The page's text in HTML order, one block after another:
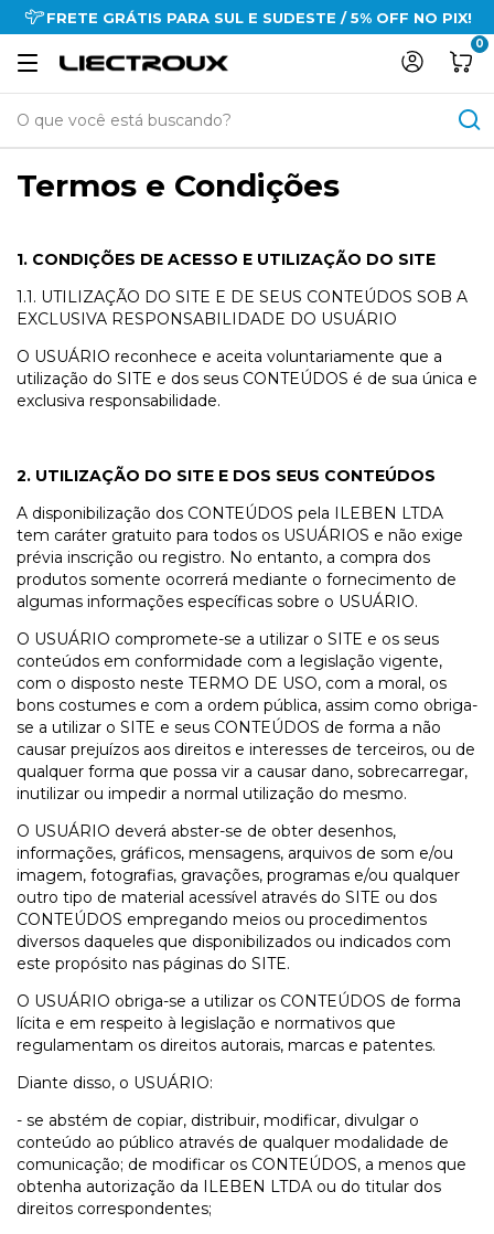
FRETE GRÁTIS PARA SUL E SUDESTE / 5% OFF NO PIX!
0
Termos e Condições
1. CONDIÇÕES DE ACESSO E UTILIZAÇÃO DO SITE
1.1. UTILIZAÇÃO DO SITE E DE SEUS CONTEÚDOS SOB A
EXCLUSIVA RESPONSABILIDADE DO USUÁRIO
O USUÁRIO reconhece e aceita voluntariamente que a
utilização do SITE e dos seus CONTEÚDOS é de sua única e
exclusiva responsabilidade.
2. UTILIZAÇÃO DO SITE E DOS SEUS CONTEÚDOS
A disponibilização dos CONTEÚDOS pela ILEBEN LTDA
tem caráter gratuito para todos os USUÁRIOS e não exige
prévia inscrição ou registro. No entanto, a compra dos
produtos somente ocorrerá mediante o fornecimento de
algumas informações específicas sobre o USUÁRIO.
O USUÁRIO compromete-se a utilizar o SITE e os seus
conteúdos em conformidade com a legislação vigente,
com o disposto neste TERMO DE USO, com a moral, os
bons costumes e com a ordem pública, assim como obriga-
se a utilizar o SITE e seus CONTEÚDOS de forma a não
causar prejuízos aos direitos e interesses de terceiros, ou de
qualquer forma que possa vir a causar dano, sobrecarregar,
inutilizar ou impedir a normal utilização do mesmo.
O USUÁRIO deverá abster-se de obter desenhos,
informações, gráficos, mensagens, arquivos de som e/ou
imagem, fotografias, gravações, programas e/ou qualquer
outro tipo de material acessível através do SITE ou dos
CONTEÚDOS empregando meios ou procedimentos
diversos daqueles que disponibilizados ou indicados com
este propósito nas páginas do SITE.
O USUÁRIO obriga-se a utilizar os CONTEÚDOS de forma
lícita e em respeito à legislação e normativos que
regulamentam os direitos autorais, marcas e patentes.
Diante disso, o USUÁRIO:
- se abstém de copiar, distribuir, modificar, divulgar o
conteúdo ao público através de qualquer modalidade de
comunicação; de modificar os CONTEÚDOS, a menos que
obtenha autorização da ILEBEN LTDA ou do titular dos
direitos correspondentes;